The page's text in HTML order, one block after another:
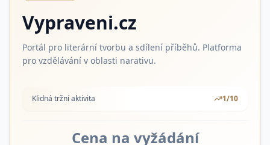
Vypraveni.cz
Portál pro literární tvorbu a sdílení příběhů. Platforma
pro vzdělávání v oblasti narativu.
Klidná tržní aktivita 1/10
Cena na vyžádání